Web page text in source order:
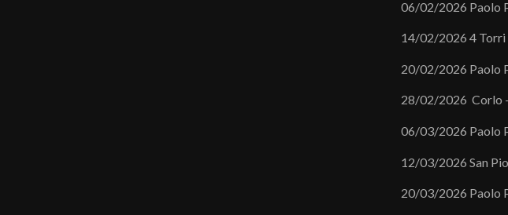
06/02/2026 Paolo
14/02/2026 4 Torri
20/02/2026 Paolo
28/02/2026 Corlo
06/03/2026 Paolo
12/03/2026 San
20/03/2026 Paolo